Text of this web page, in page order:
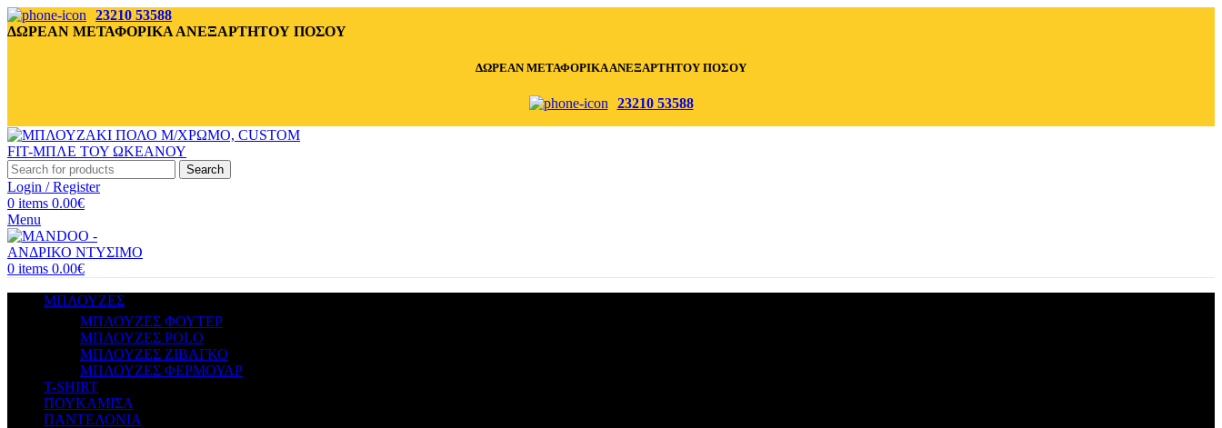
23210 53588
ΔΩΡΕΑΝ ΜΕΤΑΦΟΡΙΚΑ ΑΝΕΞΑΡΤΗΤΟΥ ΠΟΣΟΥ
ΔΩΡΕΑΝ ΜΕΤΑΦΟΡΙΚΑ ΑΝΕΞΑΡΤΗΤΟΥ ΠΟΣΟΥ
23210 53588
Search
Login / Register
0 items 0.00€
Menu
0 items 0.00€
ΜΠΛΟΥΖΕΣ
ΜΠΛΟΥΖΕΣ ΦΟΥΤΕΡ
ΜΠΛΟΥΖΕΣ POLO
ΜΠΛΟΥΖΕΣ ΖΙΒΑΓΚΟ
ΜΠΛΟΥΖΕΣ ΦΕΡΜΟΥΑΡ
T-SHIRT
ΠΟΥΚΑΜΙΣΑ
ΠΑΝΤΕΛΟΝΙΑ